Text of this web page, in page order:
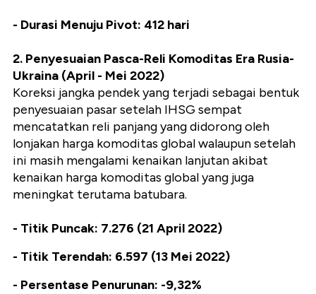
- Durasi Menuju Pivot: 412 hari
2. Penyesuaian Pasca-Reli Komoditas Era Rusia-
Ukraina (April - Mei 2022)
Koreksi jangka pendek yang terjadi sebagai bentuk
penyesuaian pasar setelah IHSG sempat
mencatatkan reli panjang yang didorong oleh
lonjakan harga komoditas global walaupun setelah
ini masih mengalami kenaikan lanjutan akibat
kenaikan harga komoditas global yang juga
meningkat terutama batubara.
- Titik Puncak: 7.276 (21 April 2022)
- Titik Terendah: 6.597 (13 Mei 2022)
- Persentase Penurunan: -9,32%